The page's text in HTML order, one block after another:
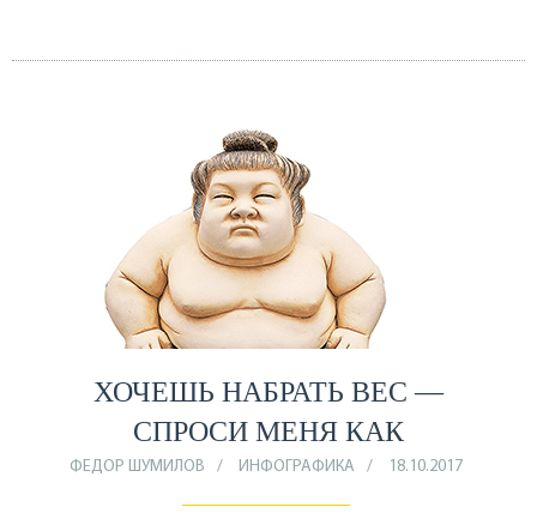
ХОЧЕШЬ НАБРАТЬ ВЕС —
СПРОСИ МЕНЯ КАК
ФЕДОР ШУМИЛОВ ИНФОГРАФИКА 18.10.2017